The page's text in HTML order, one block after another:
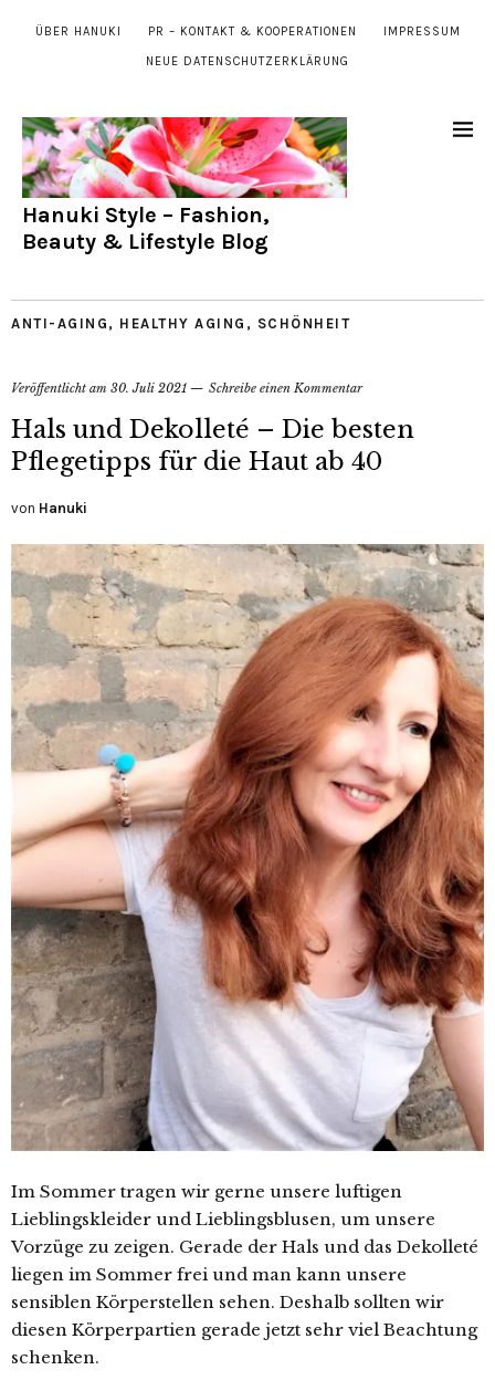
ÜBER HANUKI PR – KONTAKT & KOOPERATIONEN IMPRESSUM
NEUE DATENSCHUTZERKLÄRUNG
Hanuki Style – Fashion,
Beauty & Lifestyle Blog
ANTI-AGING , HEALTHY AGING , SCHÖNHEIT
Veröffentlicht am 30. Juli 2021 Schreibe einen Kommentar
Hals und Dekolleté – Die besten
Pflegetipps für die Haut ab 40
von Hanuki
Im Sommer tragen wir gerne unsere luftigen
Lieblingskleider und Lieblingsblusen, um unsere
Vorzüge zu zeigen. Gerade der Hals und das Dekolleté
liegen im Sommer frei und man kann unsere
sensiblen Körperstellen sehen. Deshalb sollten wir
diesen Körperpartien gerade jetzt sehr viel Beachtung
schenken.